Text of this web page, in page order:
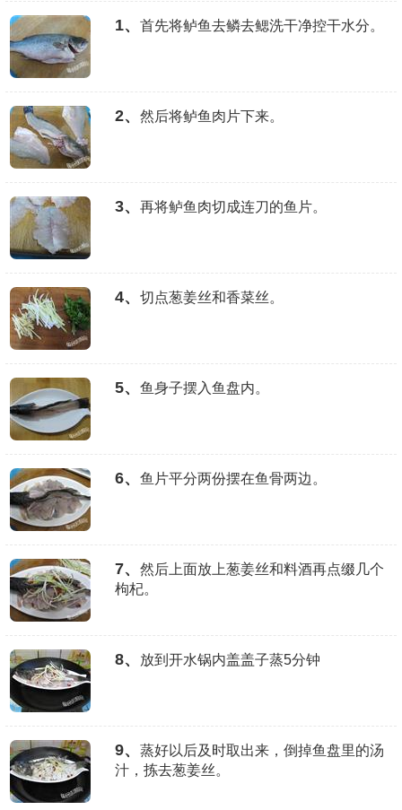
1、 首先将鲈鱼去鳞去鳃洗干净控干水分。
2、 然后将鲈鱼肉片下来。
3、 再将鲈鱼肉切成连刀的鱼片。
4、 切点葱姜丝和香菜丝。
5、 鱼身子摆入鱼盘内。
6、 鱼片平分两份摆在鱼骨两边。
7、
然后上面放上葱姜丝和料酒再点缀几个
枸杞。
8、 放到开水锅内盖盖子蒸5分钟
9、
蒸好以后及时取出来，倒掉鱼盘里的汤
汁，拣去葱姜丝。